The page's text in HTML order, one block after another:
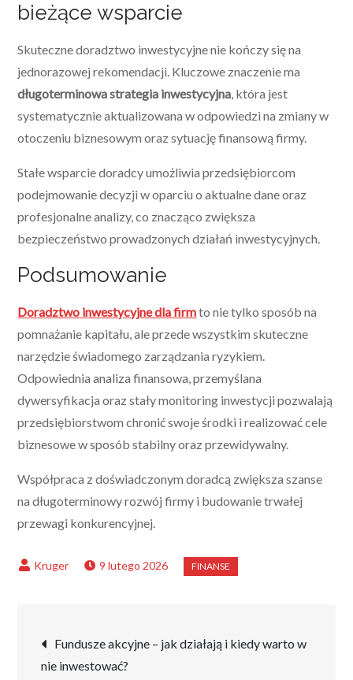
bieżące wsparcie
Skuteczne doradztwo inwestycyjne nie kończy się na
jednorazowej rekomendacji. Kluczowe znaczenie ma
długoterminowa strategia inwestycyjna, która jest
systematycznie aktualizowana w odpowiedzi na zmiany w
otoczeniu biznesowym oraz sytuację finansową firmy.
Stałe wsparcie doradcy umożliwia przedsiębiorcom
podejmowanie decyzji w oparciu o aktualne dane oraz
profesjonalne analizy, co znacząco zwiększa
bezpieczeństwo prowadzonych działań inwestycyjnych.
Podsumowanie
Doradztwo inwestycyjne dla firmto nie tylko sposób na
pomnażanie kapitału, ale przede wszystkim skuteczne
narzędzie świadomego zarządzania ryzykiem.
Odpowiednia analiza finansowa, przemyślana
dywersyfikacja oraz stały monitoring inwestycji pozwalają
przedsiębiorstwom chronić swoje środki i realizować cele
biznesowe w sposób stabilny oraz przewidywalny.
Współpraca z doświadczonym doradcą zwiększa szanse
na długoterminowy rozwój firmy i budowanie trwałej
przewagi konkurencyjnej.
9 lutego 2026
Nawigacja
Fundusze akcyjne – jak działają i kiedy warto w
nie inwestować?